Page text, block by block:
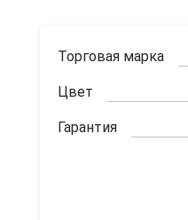
Торговая марка
Цвет
Гарантия